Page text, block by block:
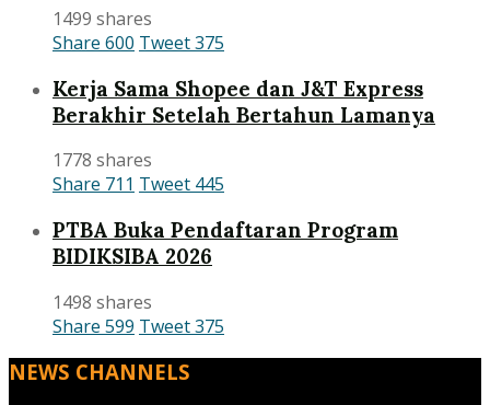
1499 shares
Share 600 Tweet375
Kerja Sama Shopee dan J&T Express
Berakhir Setelah Bertahun Lamanya
1778 shares
Share 711 Tweet 445
PTBA Buka Pendaftaran Program
BIDIKSIBA 2026
1498 shares
Share 599 Tweet375
NEWS CHANNELS